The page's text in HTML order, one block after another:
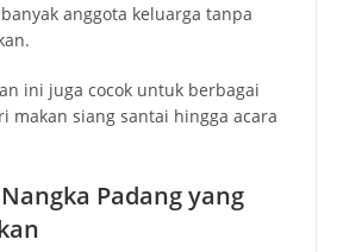
anggota keluarga tanpa
ini juga cocok untuk berbagai
makan siang santai hingga acara
Padang yang